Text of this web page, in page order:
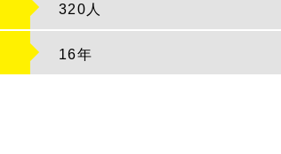
320人
16年